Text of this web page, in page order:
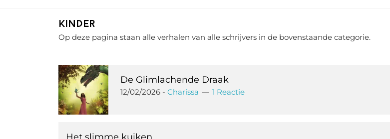
Kinder
Op deze pagina staan alle verhalen van alle schrijvers in de bovenstaande categorie.
De Glimlachende Draak
12/02/2026 - Charissa 1 Reactie